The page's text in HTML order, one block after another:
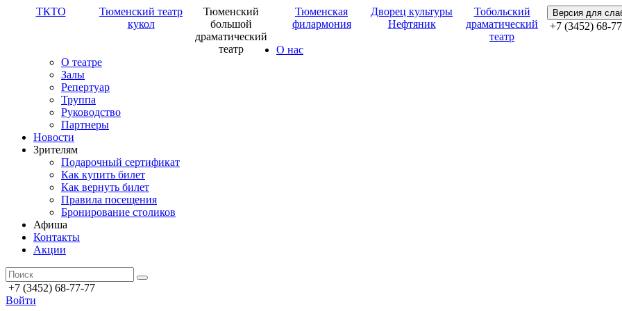
ТКТО
Тюменский театр
кукол
Тюменский
большой
драматический
театр
Тюменская
филармония
Дворец культуры
Нефтяник
Тобольский
драматический
театр
Версия для
+7 (3452) 68-
О нас
О театре
Залы
Репертуар
Труппа
Руководство
Партнеры
Новости
Зрителям
Подарочный сертификат
Как купить билет
Как вернуть билет
Правила посещения
Бронирование столиков
Афиша
Контакты
Акции
+7 (3452) 68-77-77
Войти